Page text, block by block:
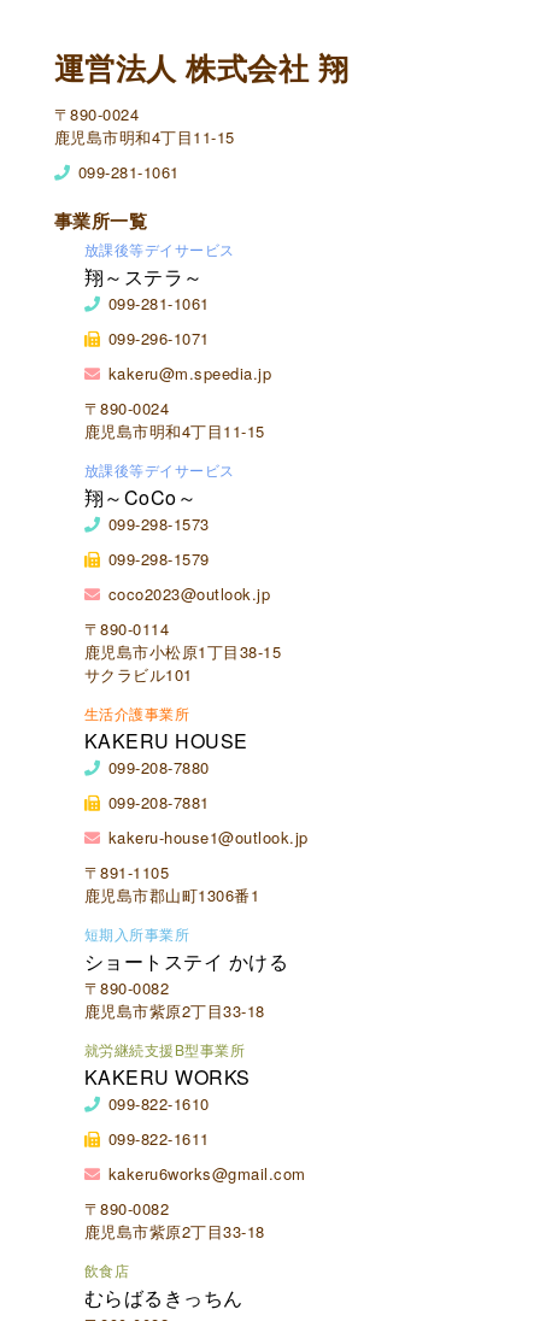
運営法人 株式会社 翔
〒890-0024
鹿児島市明和4丁目11-15
099-281-1061
事業所一覧
放課後等デイサービス
翔～ステラ～
099-281-1061
099-296-1071
kakeru@m.speedia.jp
〒890-0024
鹿児島市明和4丁目11-15
放課後等デイサービス
翔～CoCo～
099-298-1573
099-298-1579
coco2023@outlook.jp
〒890-0114
鹿児島市小松原1丁目38-15
サクラビル101
生活介護事業所
KAKERU HOUSE
099-208-7880
099-208-7881
kakeru-house1@outlook.jp
〒891-1105
鹿児島市郡山町1306番1
短期入所事業所
ショートステイ かける
〒890-0082
鹿児島市紫原2丁目33-18
就労継続支援B型事業所
KAKERU WORKS
099-822-1610
099-822-1611
kakeru6works@gmail.com
〒890-0082
鹿児島市紫原2丁目33-18
飲食店
むらばるきっちん